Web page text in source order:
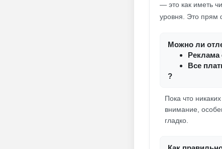
— это как иметь
уровня. Это прям
Можно ли
Реклама
Все
?
Пока что
внимание,
гладко.